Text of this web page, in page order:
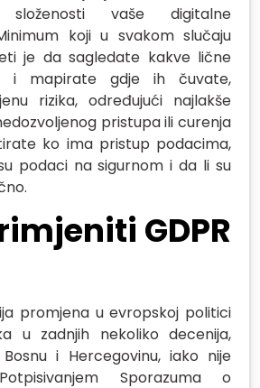
vaše digitalne
koji u svakom slučaju
je da sagledate kakve lične
i mapirate gdje ih čuvate,
rizika, određujući najlakše
pristupa ili curenja
ko ima pristup podacima,
podaci na sigurnom i da li su
GDPR
promjena u evropskoj politici
u zadnjih nekoliko decenija,
i Hercegovinu, iako nije
Sporazuma o